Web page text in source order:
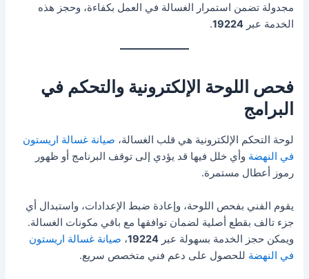
مجدولة تضمن استمرار الغسالة في العمل بكفاءة، وحجز هذه
الخدمة عبر19224
.
فحص اللوحة الإلكترونية والتحكم في
البرامج
لوحة التحكم الإلكترونية هي قلب الغسالة، صيانة غسالة اريستون
في النهضة وأي خلل فيها قد يؤدي إلى توقف البرنامج أو ظهور
رموز أعطال مستمرة.
يقوم الفني بفحص اللوحة، وإعادة ضبط الإعدادات، واستبدال أي
جزء تالف بقطع أصلية لضمان توافقها مع باقي مكونات الغسالة.
ويمكن حجز الخدمة بسهولة عبر19224، صيانة غسالة اريستون
في النهضة للحصول على دعم فني متخصص سريع.